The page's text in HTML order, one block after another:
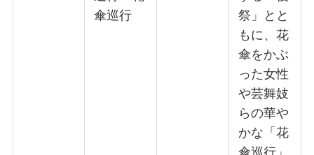
傘巡行
祭」とと
もに、花
傘をかぶ
った女性
や芸舞妓
らの華や
かな「花
傘巡行」